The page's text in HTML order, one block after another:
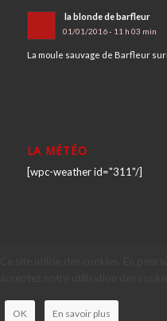
la blonde de barfleur
01/01/2016 - 11 h 03 min
La moule sauvage de Barfleur
LA MÉTÉO
[wpc-weather id="311"/]
OK En savoir plus